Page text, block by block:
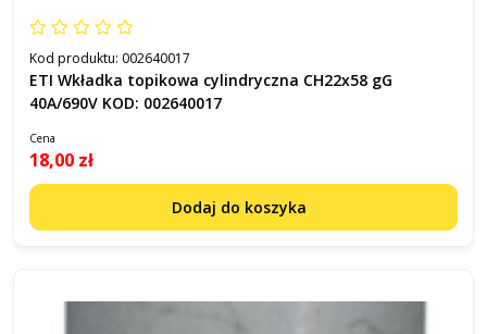
Kod produktu: 002640017
ETI Wkładka topikowa cylindryczna CH22x58 gG
40A/690V KOD: 002640017
Cena
18,00 zł
Dodaj do koszyka